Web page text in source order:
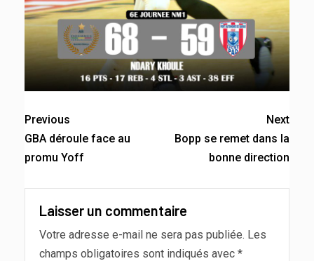
Previous
GBA déroule face au
promu Yoff
Next
Bopp se remet dans la
bonne direction
Laisser un commentaire
Votre adresse e-mail ne sera pas publiée. Les
champs obligatoires sont indiqués avec *